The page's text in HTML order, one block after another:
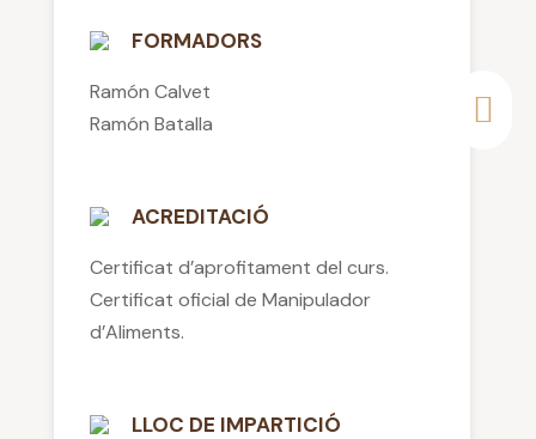
FORMADORS
Ramón Calvet
Ramón Batalla
ACREDITACIÓ
Certificat d’aprofitament del curs.
Certificat oficial de Manipulador
d’Aliments.
LLOC DE IMPARTICIÓ